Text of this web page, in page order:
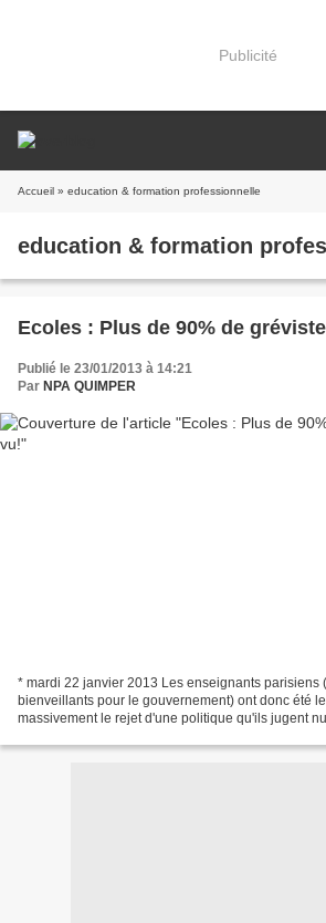
Publicité
Accueil » education & formation professionnelle
education & formation
Ecoles : Plus de 90% de
Publié le 23/01/2013 à 14:21
Par NPA QUIMPER
* mardi 22 janvier 2013 Les enseignants parisiens
bienveillants pour le gouvernement) ont donc été
massivement le rejet d'une politique qu'ils jugent